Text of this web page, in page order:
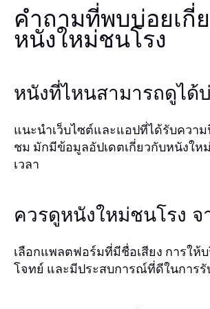
คำถามที่พบบ่อยเกี่
หนังใหม่ชนโรง
หนังที่ไหนสามารถดูได้
แนะนำเว็บไซต์และแอปที่ได้รับควา
ชม มักมีข้อมูลอัปเดตเกี่ยวกับหนังให
เวลา
ควรดูหนังใหม่ชนโรง จ
เลือกแพลตฟอร์มที่มีชื่อเสียง การให้
โจทย์ และมีประสบการณ์ที่ดีในการ